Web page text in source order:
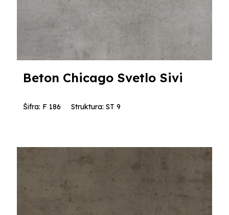
Beton Chicago Svetlo Sivi
Šifra: F 186 Struktura: ST 9